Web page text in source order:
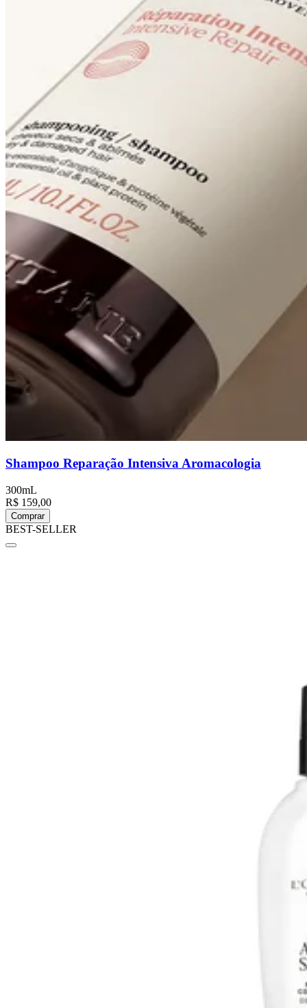
Shampoo Reparação Intensiva Aromacologia
300mL
R$ 159,00
Comprar
BEST-SELLER